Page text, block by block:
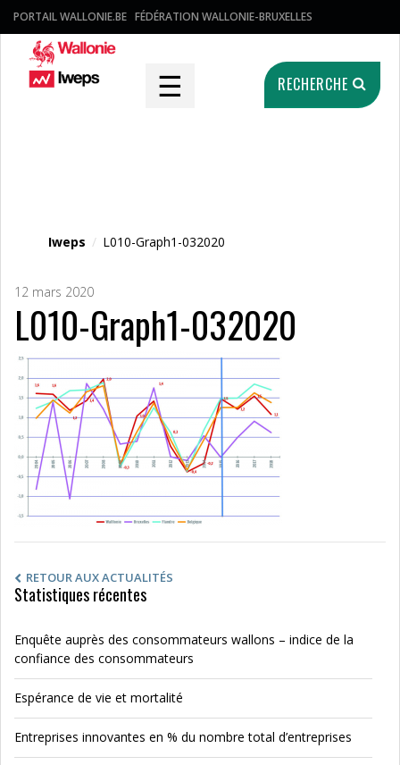
PORTAIL WALLONIE.BE FÉDÉRATION WALLONIE-BRUXELLES
☰ RECHERCHE
Iweps / L010-Graph1-032020
12 mars 2020
L010-Graph1-032020
RETOUR AUX ACTUALITÉS
Statistiques récentes
Enquête auprès des consommateurs wallons – indice de la
confiance des consommateurs
Espérance de vie et mortalité
Entreprises innovantes en % du nombre total d’entreprises